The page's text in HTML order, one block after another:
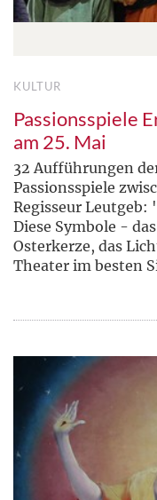
KULTUR
Passionsspiele
am 25. Mai
32 Aufführungen
Passionsspiele
Regisseur Leutgeb:
Diese Symbole -
Osterkerze, das
Theater im besten